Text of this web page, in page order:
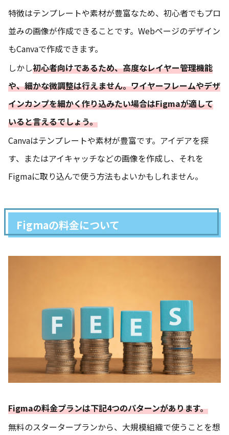
特徴はテンプレートや素材が豊富なため、初心者でもプロ
並みの画像が作成できることです。Webページのデザイン
もCanvaで作成できます。
しかし初心者向けであるため、高度なレイヤー管理機能
や、細かな微調整は行えません。ワイヤーフレームやデザ
インカンプを細かく作り込みたい場合はFigmaが適して
いると言えるでしょう。
Canvaはテンプレートや素材が豊富です。アイデアを探
す、またはアイキャッチなどの画像を作成し、それを
Figmaに取り込んで使う方法もよいかもしれません。
Figmaの料金について
Figmaの料金プランは下記4つのパターンがあります。
無料のスタータープランから、大規模組織で使うことを想